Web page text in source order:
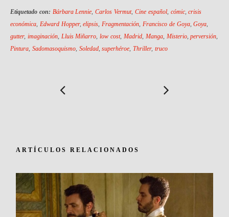
Etiquetado con: Bárbara Lennie ,Carlos Vermut, Cine español, cómic,crisis
económica Edward Hopper,elipsis Fragmentación Francisco de Goya,Goya
gutter, imaginación, Lluis Miñarro ,low cost, Madrid, Manga, Misterio,perversión
Pintura Sadomasoquismo, Soledad,superhéroe ,Thriller,truco
ARTÍCULOS RELACIONADOS